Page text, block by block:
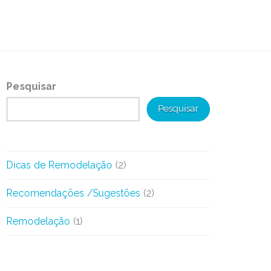
Pesquisar
Pesquisar
Dicas de Remodelação (2)
Recomendações /Sugestões (2)
Remodelação (1)